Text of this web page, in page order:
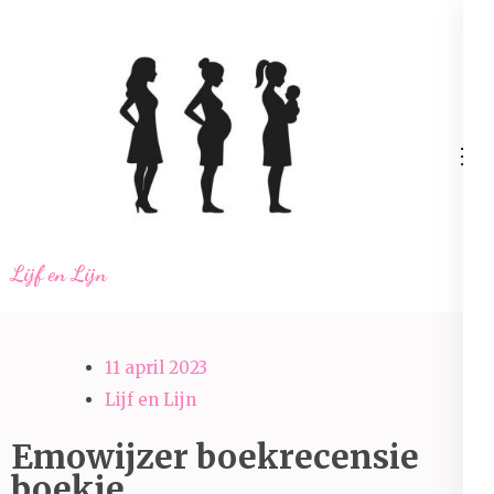
Lijf en Lijn
11 april 2023
Lijf en Lijn
Emowijzer boekrecensie